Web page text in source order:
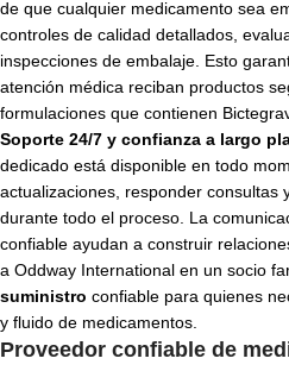
de que cualquier medicamento sea
controles de calidad detallados,
inspecciones de embalaje. Esto
atención médica reciban productos
formulaciones que contienen
Soporte 24/7 y confianza a largo
dedicado está disponible en todo
actualizaciones, responder consultas
durante todo el proceso. La
confiable ayudan a construir
a Oddway International en un socio
suministro confiable para quienes
y fluido de medicamentos.
Proveedor confiable de